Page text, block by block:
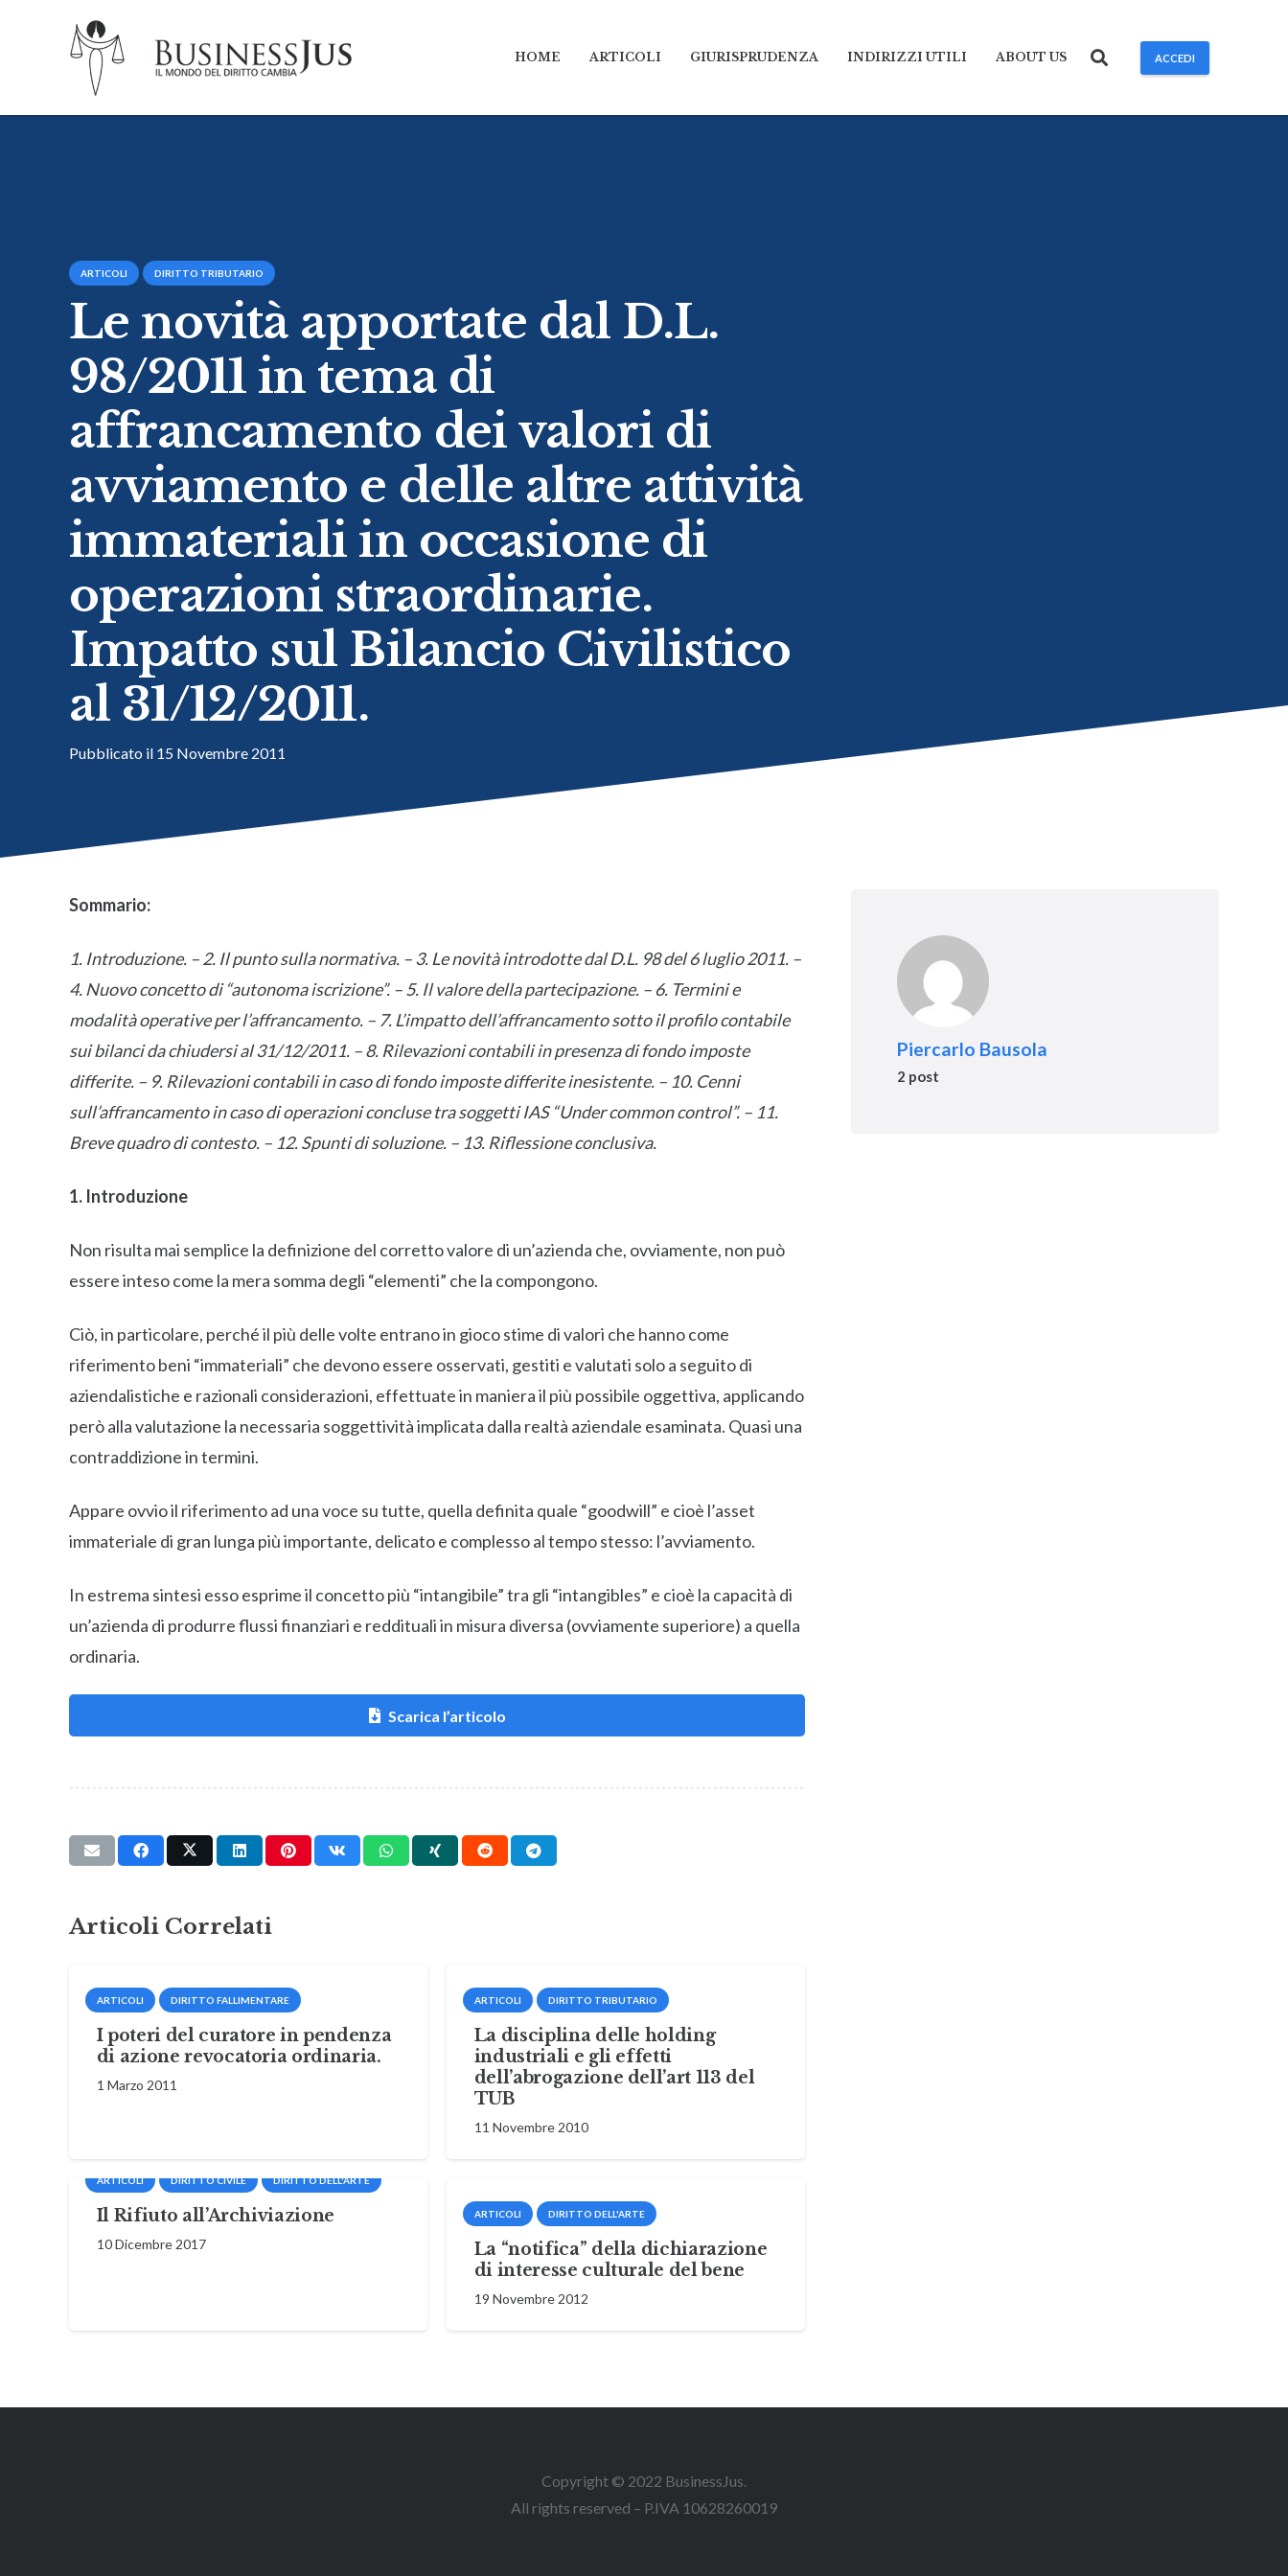
HOME ARTICOLI GIURISPRUDENZA INDIRIZZI UTILI ABOUT US ACCEDI
ARTICOLI DIRITTO TRIBUTARIO
Le novità apportate dal D.L.
98/2011 in tema di
affrancamento dei valori di
avviamento e delle altre attività
immateriali in occasione di
operazioni straordinarie.
Impatto sul Bilancio Civilistico
al 31/12/2011.
Pubblicato il 15 Novembre 2011
Sommario:
1. Introduzione. – 2. Il punto sulla normativa. – 3. Le novità introdotte dal D.L. 98 del 6 luglio 2011. –
4. Nuovo concetto di “autonoma iscrizione”. – 5. Il valore della partecipazione. – 6. Termini e
modalità operative per l’affrancamento. – 7. L’impatto dell’affrancamento sotto il profilo contabile
sui bilanci da chiudersi al 31/12/2011. – 8. Rilevazioni contabili in presenza di fondo imposte
differite. – 9. Rilevazioni contabili in caso di fondo imposte differite inesistente. – 10. Cenni
sull’affrancamento in caso di operazioni concluse tra soggetti IAS “Under common control”. – 11.
Breve quadro di contesto. – 12. Spunti di soluzione. – 13. Riflessione conclusiva.
1. Introduzione
Non risulta mai semplice la definizione del corretto valore di un’azienda che, ovviamente, non può
essere inteso come la mera somma degli “elementi” che la compongono.
Ciò, in particolare, perché il più delle volte entrano in gioco stime di valori che hanno come
riferimento beni “immateriali” che devono essere osservati, gestiti e valutati solo a seguito di
aziendalistiche e razionali considerazioni, effettuate in maniera il più possibile oggettiva, applicando
però alla valutazione la necessaria soggettività implicata dalla realtà aziendale esaminata. Quasi una
contraddizione in termini.
Appare ovvio il riferimento ad una voce su tutte, quella definita quale “goodwill” e cioè l’asset
immateriale di gran lunga più importante, delicato e complesso al tempo stesso: l’avviamento.
In estrema sintesi esso esprime il concetto più “intangibile” tra gli “intangibles” e cioè la capacità di
un’azienda di produrre flussi finanziari e reddituali in misura diversa (ovviamente superiore) a quella
ordinaria.
Scarica l’articolo
Articoli Correlati
ARTICOLI DIRITTO FALLIMENTARE
I poteri del curatore in pendenza
di azione revocatoria ordinaria.
1 Marzo 2011
ARTICOLI DIRITTO TRIBUTARIO
La disciplina delle holding
industriali e gli effetti
dell’abrogazione dell’art 113 del
TUB
11 Novembre 2010
ARTICOLI DIRITTO CIVILE DIRITTO DELL'ARTE
Il Rifiuto all’Archiviazione
10 Dicembre 2017
ARTICOLI DIRITTO DELL'ARTE
La “notifica” della dichiarazione
di interesse culturale del bene
19 Novembre 2012
Piercarlo Bausola
2 post
Copyright © 2022 BusinessJus.
All rights reserved – P.IVA 10628260019